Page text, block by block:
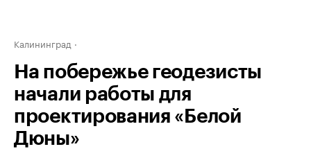
Калининград
На побережье геодезисты
начали работы для
проектирования «Белой
Дюны»